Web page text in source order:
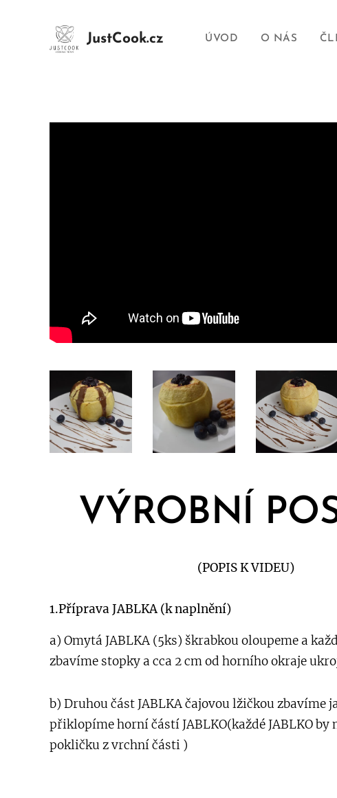
JustCook.cz ÚVOD O NÁS
VÝROBNÍ
(POPIS K VIDEU)
1.Příprava JABLKA (k naplnění)
a) Omytá JABLKA (5ks) škrabkou oloupeme a
zbavíme stopky a cca 2 cm od horního okraje
b) Druhou část JABLKA čajovou lžičkou zbavíme
přiklopíme horní částí JABLKO(každé JABLKO
pokličku z vrchní části )